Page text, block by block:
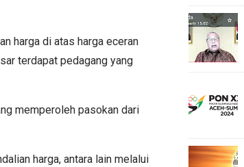
harga di atas harga eceran
terdapat pedagang yang
memperoleh pasokan dari
harga, antara lain melalui